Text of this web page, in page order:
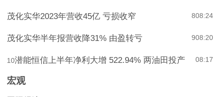
08:24
8
茂化实华2023年营收45亿 亏损收窄
08:20
9
茂化实华半年报营收降31% 由盈转亏
08:17
10潜能恒信上半年净利大增 522.94% 两油田投产
宏观